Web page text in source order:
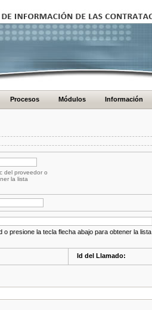
Procesos Módulos Información
del proveedor o
la lista
o presione la tecla flecha abajo para obtener la lista
Id del Llamado: